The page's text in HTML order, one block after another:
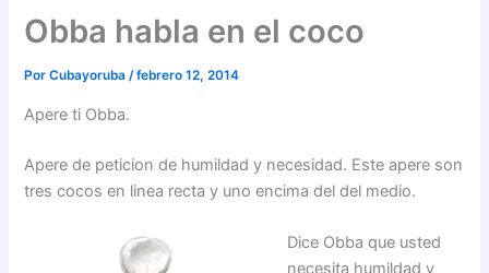
Obba habla en el coco
PorCubayoruba/febrero 12, 2014
Apere ti Obba.
Apere de peticion de humildad y necesidad. Este apere son
tres cocos en linea recta y uno encima del del medio.
Dice Obba que usted
necesita humildad y